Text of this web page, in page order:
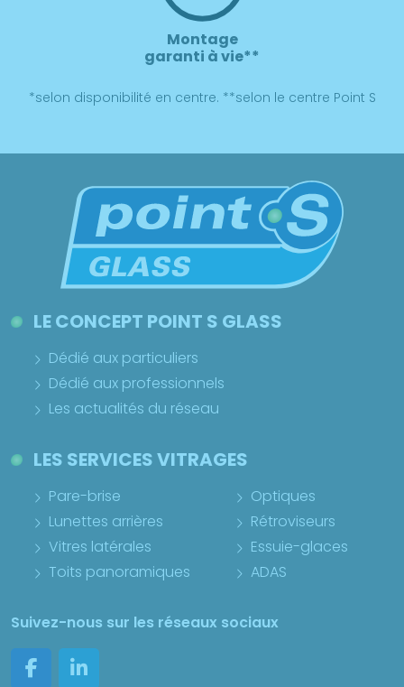
Montage
garanti à vie**
*selon disponibilité en centre. **selon le centre Point S
LE CONCEPT POINT S GLASS
Dédié aux particuliers
Dédié aux professionnels
Les actualités du réseau
LES SERVICES VITRAGES
Pare-brise
Lunettes arrières
Vitres latérales
Toits panoramiques
Optiques
Rétroviseurs
Essuie-glaces
ADAS
Suivez-nous sur les réseaux sociaux